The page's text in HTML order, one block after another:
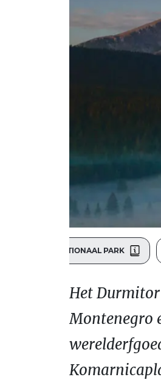
DURMITOR NATIONAAL PARK
Het
Montenegro